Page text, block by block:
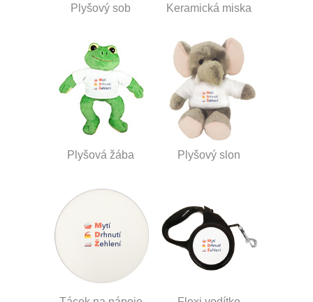
Plyšový sob Keramická miska
Plyšová žába Plyšový slon